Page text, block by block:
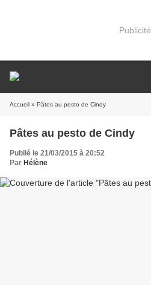
Publicité
Accueil » Pâtes au pesto de Cindy
Pâtes au pesto de Cindy
Publié le 21/03/2015 à 20:52
Par Hélène